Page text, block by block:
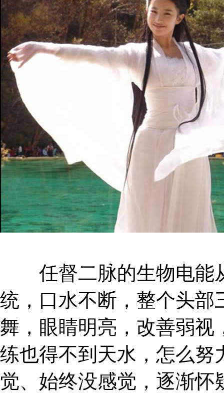
任督二脉的生物电能
统，口水不断，整个头部
舞，眼睛明亮，改善弱视
练也得不到天水，怎么努
觉、始终没感觉，逐渐